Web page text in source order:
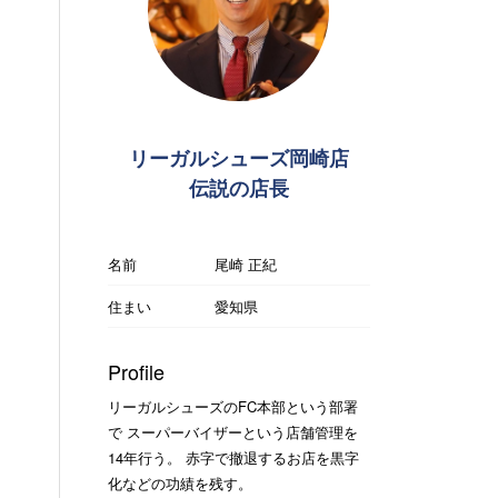
リーガルシューズ岡崎店
伝説の店長
名前
尾崎 正紀
住まい
愛知県
Profile
リーガルシューズのFC本部という部署
で スーパーバイザーという店舗管理を
14年行う。 赤字で撤退するお店を黒字
化などの功績を残す。